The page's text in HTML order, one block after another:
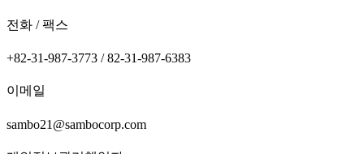
전화 / 팩스
+82-31-987-3773 / 82-31-987-6383
이메일
sambo21@sambocorp.com